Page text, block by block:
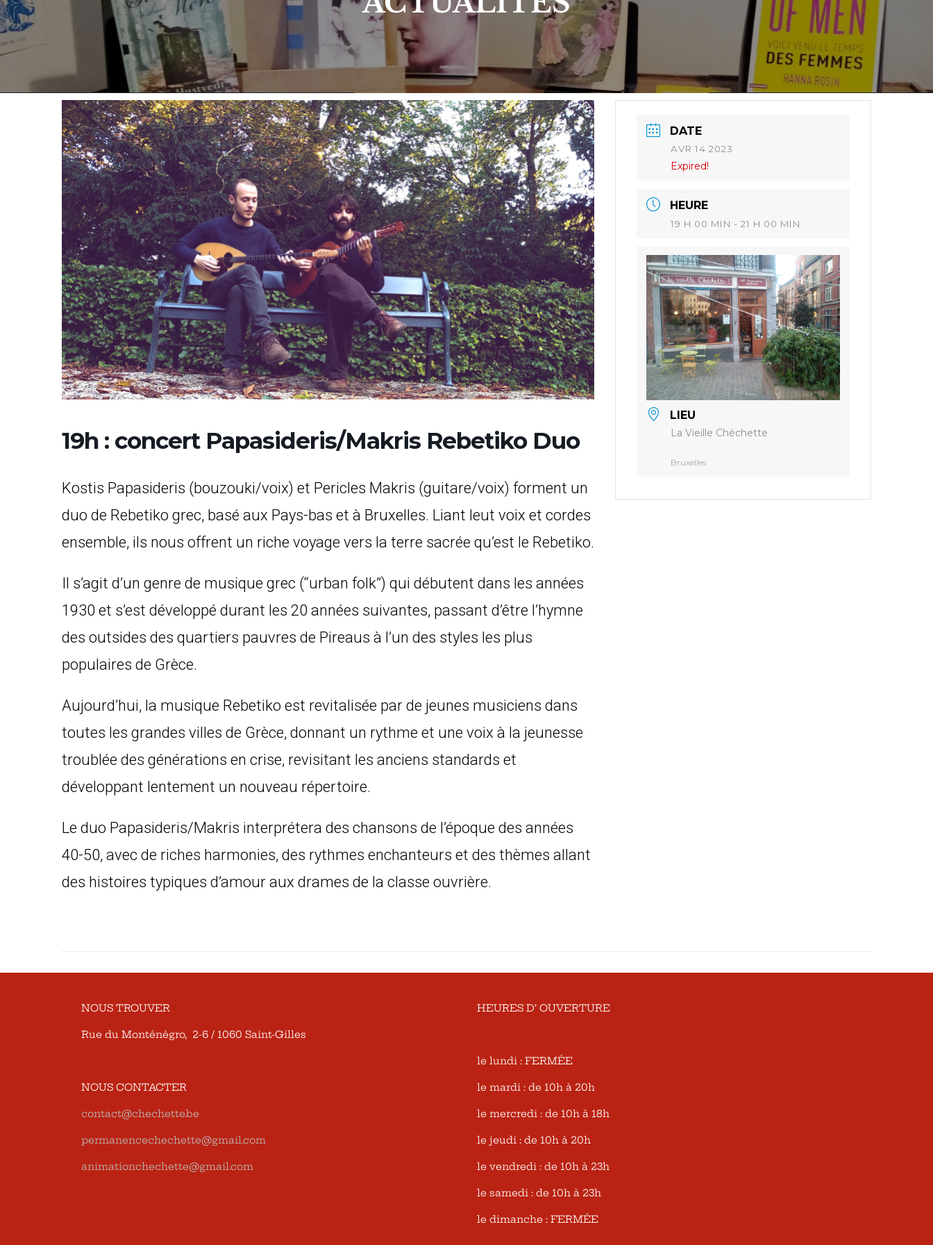
19h : concert Papasideris/Makris Rebetiko Duo
Kostis Papasideris (bouzouki/voix) et Pericles Makris (guitare/voix) forment un
duo de Rebetiko grec, basé aux Pays-bas et à Bruxelles. Liant leut voix et cordes
ensemble, ils nous offrent un riche voyage vers la terre sacrée qu’est le Rebetiko.
Il s’agit d’un genre de musique grec (“urban folk”) qui débutent dans les années
1930 et s’est développé durant les 20 années suivantes, passant d’être l’hymne
des outsides des quartiers pauvres de Pireaus à l’un des styles les plus
populaires de Grèce.
Aujourd’hui, la musique Rebetiko est revitalisée par de jeunes musiciens dans
toutes les grandes villes de Grèce, donnant un rythme et une voix à la jeunesse
troublée des générations en crise, revisitant les anciens standards et
développant lentement un nouveau répertoire.
Le duo Papasideris/Makris interprétera des chansons de l’époque des années
40-50, avec de riches harmonies, des rythmes enchanteurs et des thèmes allant
des histoires typiques d’amour aux drames de la classe ouvrière.
DATE
AVR 14 2023
Expired!
HEURE
19 H 00 MIN - 21 H 00 MIN
LIEU
La Vieille Chéchette
Bruxelles
NOUS TROUVER
Rue du Monténégro, 2-6 / 1060 Saint-Gilles
NOUS CONTACTER
contact@chechette.be
permanencechechette@gmail.com
animationchechette@gmail.com
HEURES D’ OUVERTURE
le lundi : FERMÉE
le mardi : de 10h à 20h
le mercredi : de 10h à 18h
le jeudi : de 10h à 20h
le vendredi : de 10h à 23h
le samedi : de 10h à 23h
le dimanche : FERMÉE